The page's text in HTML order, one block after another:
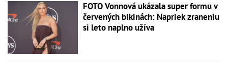
FOTO Vonnová ukázala super formu v
červených bikinách: Napriek zraneniu
si leto naplno užíva